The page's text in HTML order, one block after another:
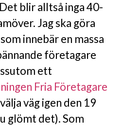
blir alltså inga 40-
Jag ska göra
innebär en massa
företagare
ett
Fria Företagare
väg igen den 19
glömt det). Som